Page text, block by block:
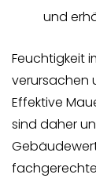
und
Feuchtigkeit
verursachen
Effektive
sind daher